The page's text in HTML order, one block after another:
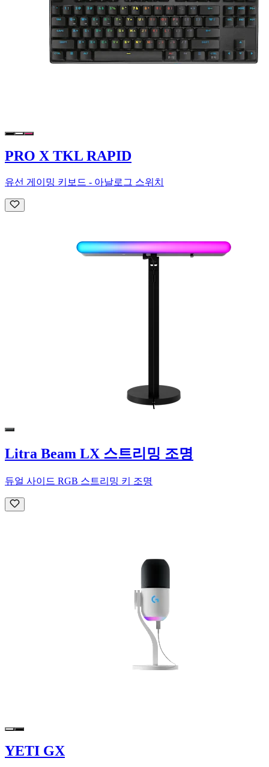
PRO X TKL RAPID
유선 게이밍 키보드 - 아날로그 스위치
Litra Beam LX 스트리밍 조명
듀얼 사이드 RGB 스트리밍 키 조명
YETI GX